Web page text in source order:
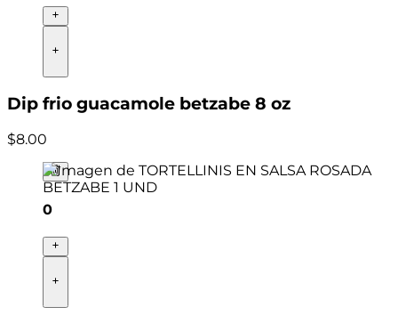
Dip frio guacamole betzabe 8 oz
$8.00
0